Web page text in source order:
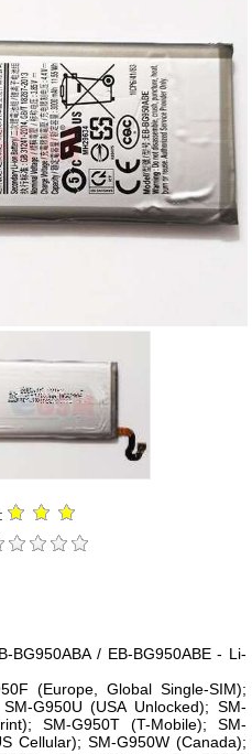
BG950ABA / EB-BG950ABE - Li-
(Europe, Global Single-SIM);
G950U (USA Unlocked); SM-
SM-G950T (T-Mobile); SM-
Cellular); SM-G950W (Canada);